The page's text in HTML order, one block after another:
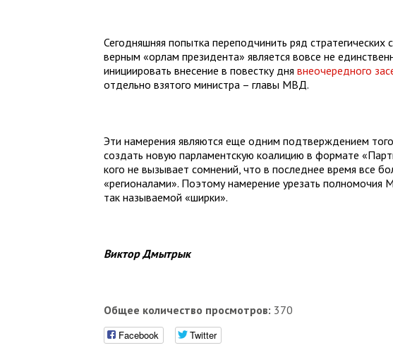
Сегодняшняя попытка переподчинить ряд стратегических
верным «орлам президента» является вовсе не
инициировать внесение в повестку дня внеочередного
отдельно взятого министра – главы МВД.
Эти намерения являются еще одним подтверждением
создать новую парламентскую коалицию в формате
кого не вызывает сомнений, что в последнее время все
«регионалами». Поэтому намерение урезать
так называемой «ширки».
Виктор Дмытрык
Общее количество просмотров: 370
Facebook Twitter